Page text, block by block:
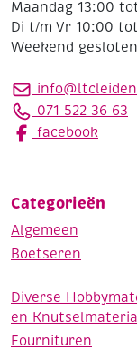
Maandag 13:00
Di t/m Vr 10:00
Weekend gesloten
071 522 36 63
facebook
Categorieën
Algemeen
Boetseren
Diverse
en
Fournituren